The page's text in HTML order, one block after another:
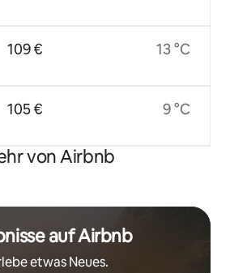
109 €
105 €
13 °C
9 °C
von Airbnb
auf Airbnb
etwas Neues.